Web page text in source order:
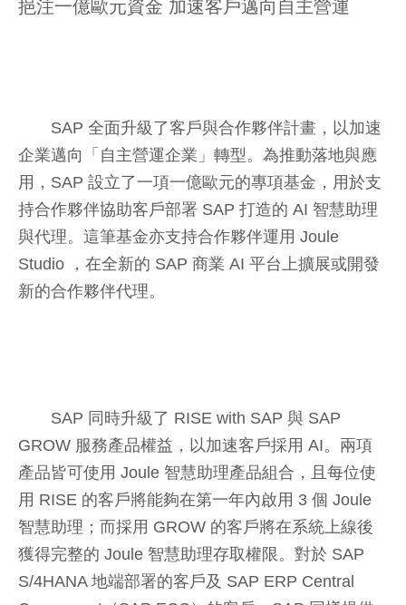
挹注一億歐元資金 加速客戶邁向自主營運
SAP 全面升級了客戶與合作夥伴計畫，以加速
企業邁向「自主營運企業」轉型。為推動落地與應
用，SAP 設立了一項一億歐元的專項基金，用於支
持合作夥伴協助客戶部署 SAP 打造的 AI 智慧助理
與代理。這筆基金亦支持合作夥伴運用 Joule
Studio ，在全新的 SAP 商業 AI 平台上擴展或開發
新的合作夥伴代理。
SAP 同時升級了 RISE with SAP 與 SAP
GROW 服務產品權益，以加速客戶採用 AI。兩項
產品皆可使用 Joule 智慧助理產品組合，且每位使
用 RISE 的客戶將能夠在第一年內啟用 3 個 Joule
智慧助理；而採用 GROW 的客戶將在系統上線後
獲得完整的 Joule 智慧助理存取權限。對於 SAP
S/4HANA 地端部署的客戶及 SAP ERP Central